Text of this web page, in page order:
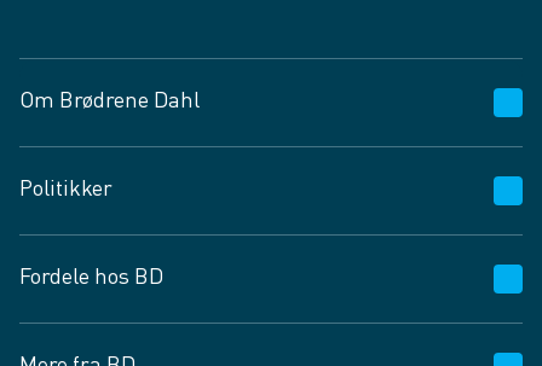
Om Brødrene Dahl
Vagttelefon 30 10 89 89
Spørgsmål og svar
Job og karriere
Fødevarekontrolrapport
Politikker
Privatlivspolitik
Cookies
Fordele hos BD